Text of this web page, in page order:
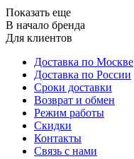
Показать еще
В начало бренда
Для клиентов
Доставка по Москве
Доставка по России
Сроки доставки
Возврат и обмен
Режим работы
Скидки
Контакты
Связь с нами